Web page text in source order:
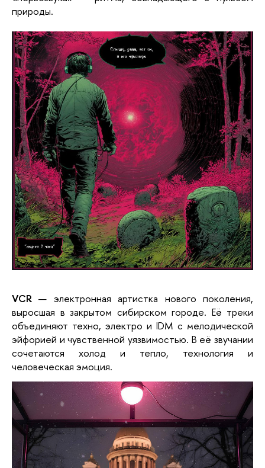
природы.
VCR — электронная артистка нового поколения,
выросшая в закрытом сибирском городе. Её треки
объединяют техно, электро и IDM с мелодической
эйфорией и чувственной уязвимостью. В её звучании
сочетаются холод и тепло, технология и
человеческая эмоция.